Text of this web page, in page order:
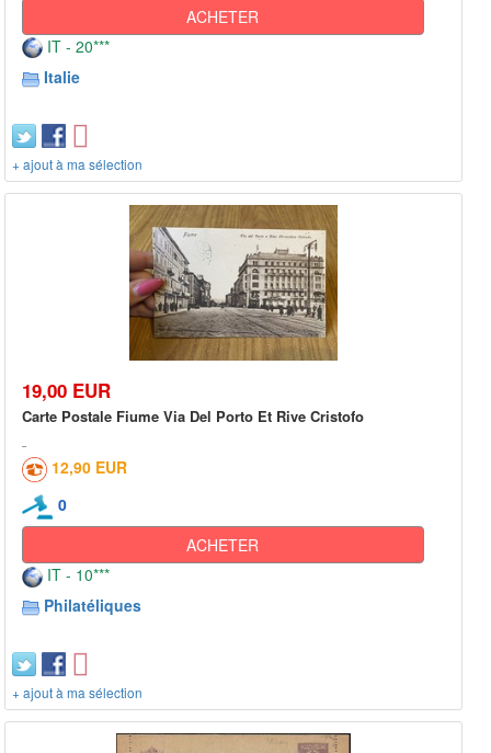
ACHETER
IT - 20***
Italie
+ ajout à ma sélection
19,00 EUR
Carte Postale Fiume Via Del Porto Et Rive Cristofo
12,90 EUR
0
ACHETER
IT - 10***
Philatéliques
+ ajout à ma sélection